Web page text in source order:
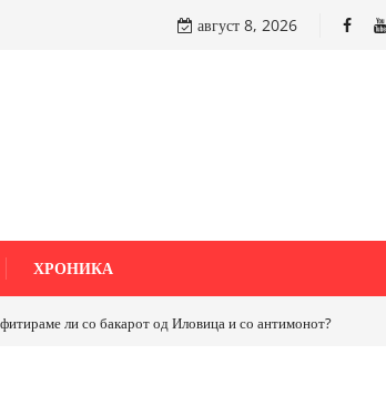
август 8, 2026
ХРОНИКА
ли со бакарот од Иловица и со антимонот?